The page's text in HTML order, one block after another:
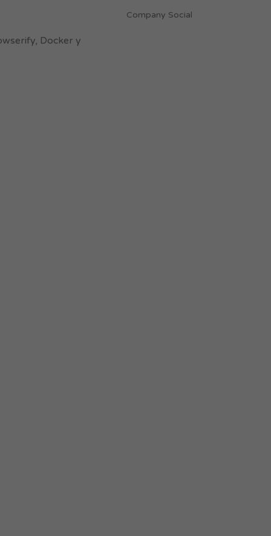
Docker y
Company Social